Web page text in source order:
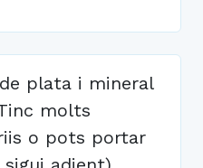
plata i mineral
molts
o pots portar